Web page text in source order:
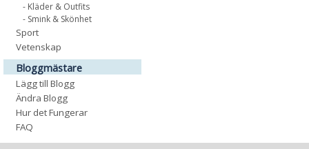
- Kläder & Outfits
- Smink & Skönhet
Sport
Vetenskap
Bloggmästare
Lägg till Blogg
Ändra Blogg
Hur det Fungerar
FAQ